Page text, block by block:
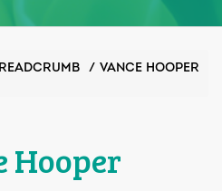
/ VANCE HOOPER
Hooper